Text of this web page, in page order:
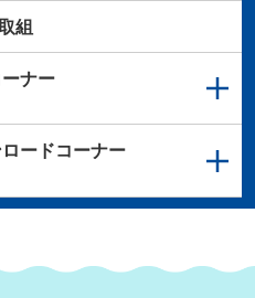
組
ナー
ードコーナー